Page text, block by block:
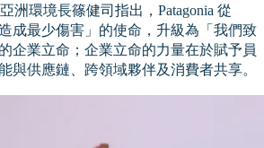
洲環境長篠健司指出，Patagonia 從
成最少傷害」的使命，升級為「我們致
企業立命；企業立命的力量在於賦予員
與供應鏈、跨領域夥伴及消費者共享。